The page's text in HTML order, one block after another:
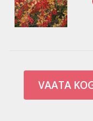
VAATA